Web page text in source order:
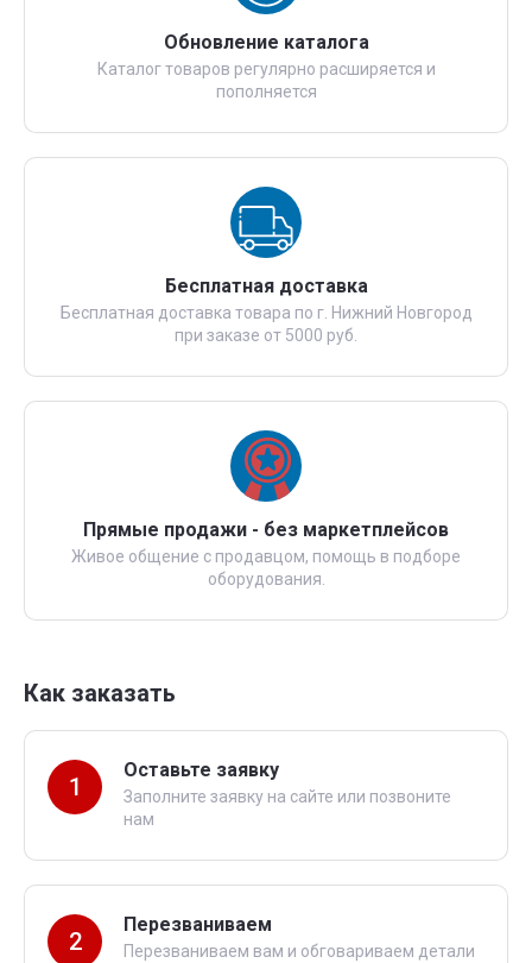
Обновление каталога
Каталог товаров регулярно расширяется и
пополняется
Бесплатная доставка
Бесплатная доставка товара по г. Нижний Новгород
при заказе от 5000 руб.
Прямые продажи - без маркетплейсов
Живое общение с продавцом, помощь в подборе
оборудования.
Как заказать
1
Оставьте заявку
Заполните заявку на сайте или позвоните
нам
2
Перезваниваем
Перезваниваем вам и обговариваем детали